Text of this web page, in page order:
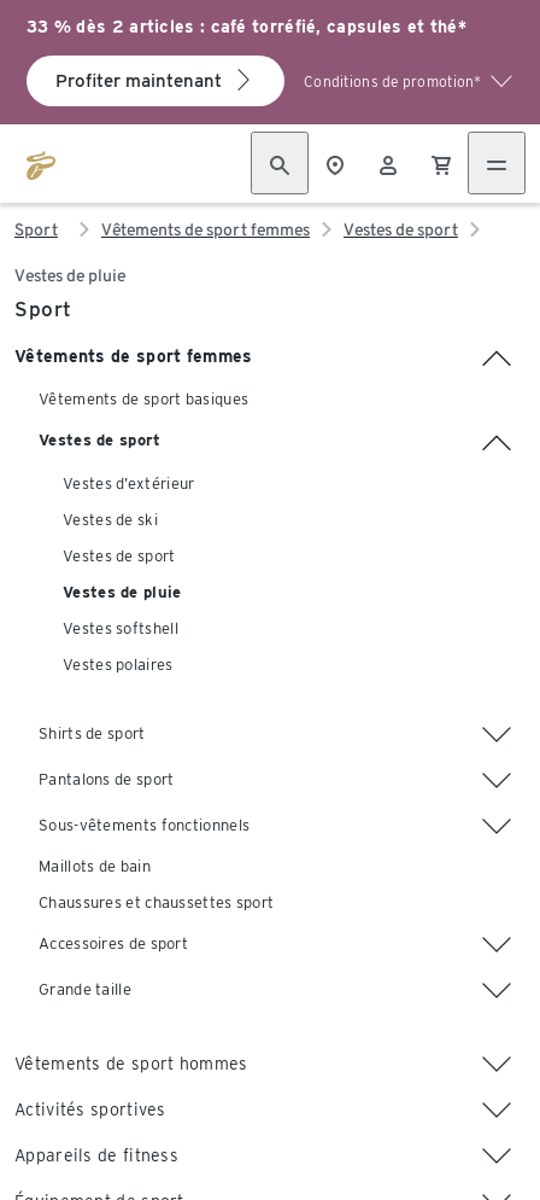
33 % dès 2 articles : café torréfié, capsules et thé*
Profiter maintenant Conditions de promotion*
Sport Vêtements de sport femmes Vestes de sport
Vestes de pluie
Sport
Vêtements de sport femmes
Vêtements de sport basiques
Vestes de sport
Vestes d’extérieur
Vestes de ski
Vestes de sport
Vestes de pluie
Vestes softshell
Vestes polaires
Shirts de sport
Pantalons de sport
Sous-vêtements fonctionnels
Maillots de bain
Chaussures et chaussettes sport
Accessoires de sport
Grande taille
Vêtements de sport hommes
Activités sportives
Appareils de fitness